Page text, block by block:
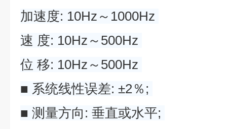
加速度: 10Hz～1000Hz
速 度: 10Hz～500Hz
位 移: 10Hz～500Hz
■ 系统线性误差: ±2％;
■ 测量方向: 垂直或水平;